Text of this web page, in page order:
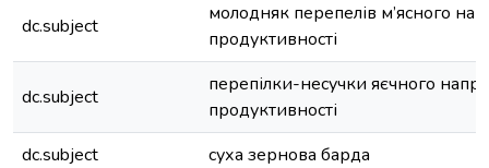
dc.subject
молодняк перепелів м’ясного
продуктивності
dc.subject
перепілки-несучки яєчного
продуктивності
dc.subject
суха зернова барда